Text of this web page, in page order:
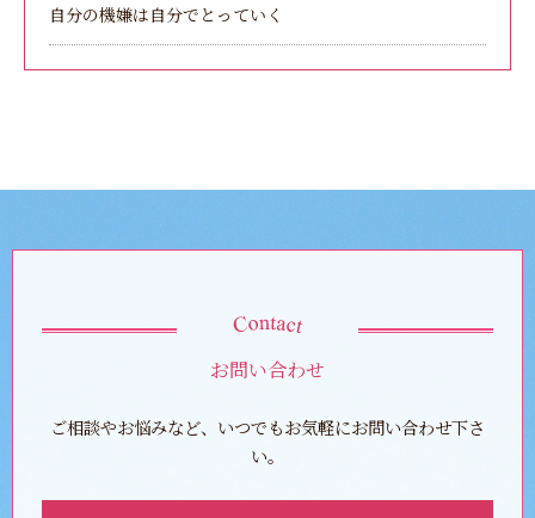
自分の機嫌は自分でとっていく
お問い合わせ
ご相談やお悩みなど、いつでもお気軽にお問い合わせ下さ
い。